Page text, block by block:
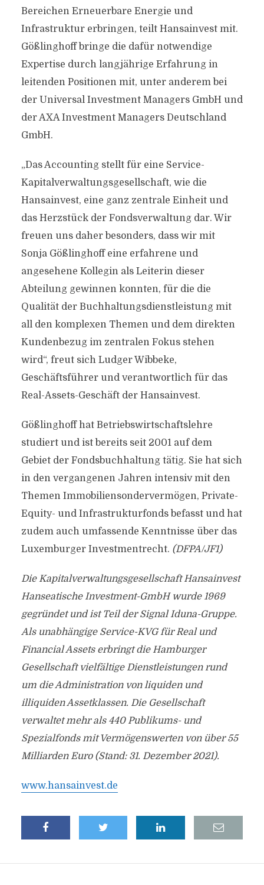
Bereichen Erneuerbare Energie und
Infrastruktur erbringen, teilt Hansainvest mit.
Gößlinghoff bringe die dafür notwendige
Expertise durch langjährige Erfahrung in
leitenden Positionen mit, unter anderem bei
der Universal Investment Managers GmbH und
der AXA Investment Managers Deutschland
GmbH.
„Das Accounting stellt für eine Service-
Kapitalverwaltungsgesellschaft, wie die
Hansainvest, eine ganz zentrale Einheit und
das Herzstück der Fondsverwaltung dar. Wir
freuen uns daher besonders, dass wir mit
Sonja Gößlinghoff eine erfahrene und
angesehene Kollegin als Leiterin dieser
Abteilung gewinnen konnten, für die die
Qualität der Buchhaltungsdienstleistung mit
all den komplexen Themen und dem direkten
Kundenbezug im zentralen Fokus stehen
wird“, freut sich Ludger Wibbeke,
Geschäftsführer und verantwortlich für das
Real-Assets-Geschäft der Hansainvest.
Gößlinghoff hat Betriebswirtschaftslehre
studiert und ist bereits seit 2001 auf dem
Gebiet der Fondsbuchhaltung tätig. Sie hat sich
in den vergangenen Jahren intensiv mit den
Themen Immobiliensondervermögen, Private-
Equity- und Infrastrukturfonds befasst und hat
zudem auch umfassende Kenntnisse über das
Luxemburger Investmentrecht. (DFPA/JF1)
Die Kapitalverwaltungsgesellschaft Hansainvest
Hanseatische Investment-GmbH wurde 1969
gegründet und ist Teil der Signal Iduna-Gruppe.
Als unabhängige Service-KVG für Real und
Financial Assets erbringt die Hamburger
Gesellschaft vielfältige Dienstleistungen rund
um die Administration von liquiden und
illiquiden Assetklassen. Die Gesellschaft
verwaltet mehr als 440 Publikums- und
Spezialfonds mit Vermögenswerten von über 55
Milliarden Euro (Stand: 31. Dezember 2021).
www.hansainvest.de